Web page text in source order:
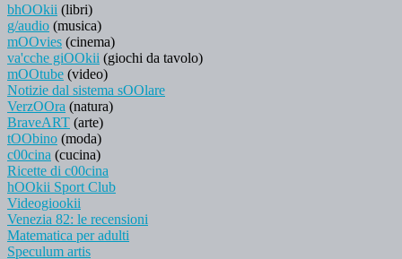
bhOOkii (libri)
g/audio (musica)
mOOvies (cinema)
va'cche giOOkii (giochi da tavolo)
mOOtube (video)
Notizie dal sistema sOOlare
VerzOOra (natura)
BraveART (arte)
tOObino (moda)
c00cina (cucina)
Ricette di c00cina
hOOkii Sport Club
Videogiookii
Venezia 82: le recensioni
Matematica per adulti
Speculum artis